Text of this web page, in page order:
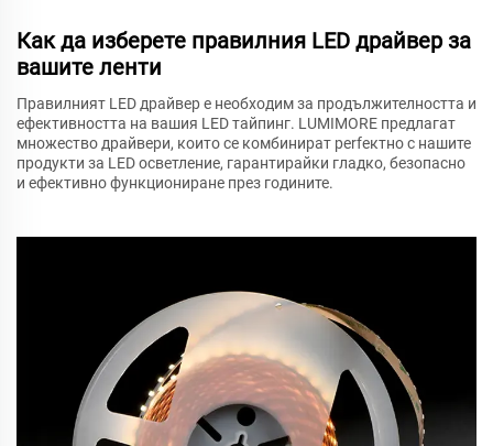
Как да изберете правилния LED драйвер за
вашите ленти
Правилният LED драйвер е необходим за продължителността и
ефективността на вашия LED тайпинг. LUMIMORE предлагат
множество драйвери, които се комбинират perfектно с нашите
продукти за LED осветление, гарантирайки гладко, безопасно
и ефективно функциониране през годините.